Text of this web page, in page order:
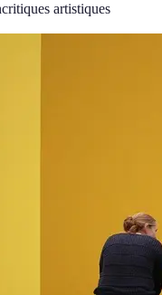
critiques artistiques